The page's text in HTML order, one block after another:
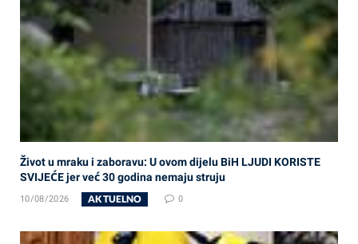
Život u mraku i zaboravu: U ovom dijelu BiH LJUDI KORISTE
SVIJEĆE jer već 30 godina nemaju struju
10/08/2026 AKTUELNO 0